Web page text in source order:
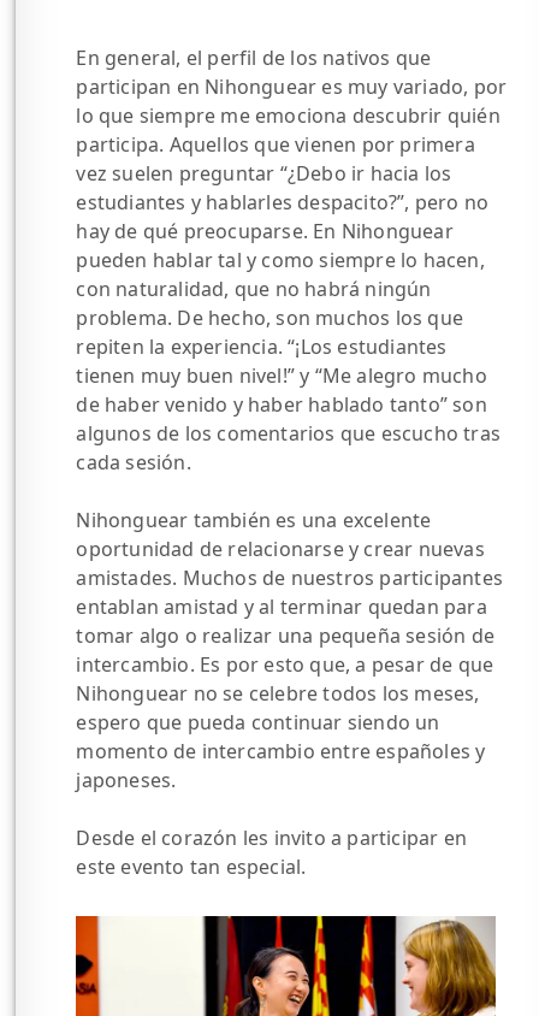
En general, el perfil de los nativos que
participan en Nihonguear es muy variado, por
lo que siempre me emociona descubrir quién
participa. Aquellos que vienen por primera
vez suelen preguntar “¿Debo ir hacia los
estudiantes y hablarles despacito?”, pero no
hay de qué preocuparse. En Nihonguear
pueden hablar tal y como siempre lo hacen,
con naturalidad, que no habrá ningún
problema. De hecho, son muchos los que
repiten la experiencia. “¡Los estudiantes
tienen muy buen nivel!” y “Me alegro mucho
de haber venido y haber hablado tanto” son
algunos de los comentarios que escucho tras
cada sesión.
Nihonguear también es una excelente
oportunidad de relacionarse y crear nuevas
amistades. Muchos de nuestros participantes
entablan amistad y al terminar quedan para
tomar algo o realizar una pequeña sesión de
intercambio. Es por esto que, a pesar de que
Nihonguear no se celebre todos los meses,
espero que pueda continuar siendo un
momento de intercambio entre españoles y
japoneses.
Desde el corazón les invito a participar en
este evento tan especial.